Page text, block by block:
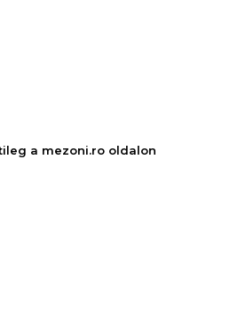
a mezoni.ro oldalon